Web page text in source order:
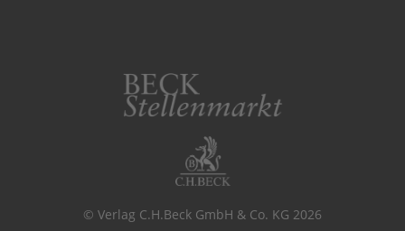
© Verlag C.H.Beck GmbH & Co. KG 2026